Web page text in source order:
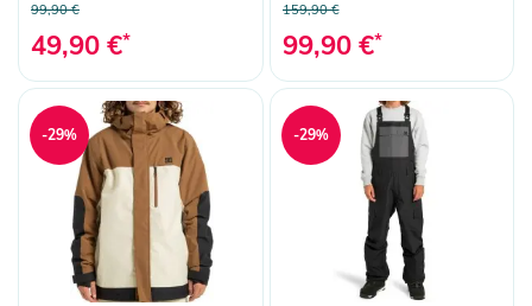
99,90 €
49,90 €*
159,90 €
99,90 €*
-29% -29%